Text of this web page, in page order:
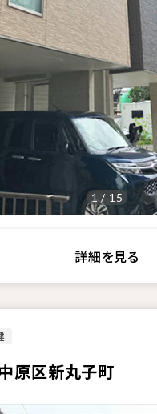
1 / 15
詳細を見る
原区新丸子町